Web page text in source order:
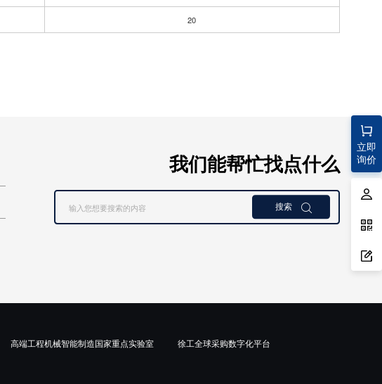
20
立即
询价
我们能帮忙找点什么
搜索 
高端工程机械智能制造国家重点实验室 徐工全球采购数字化平台